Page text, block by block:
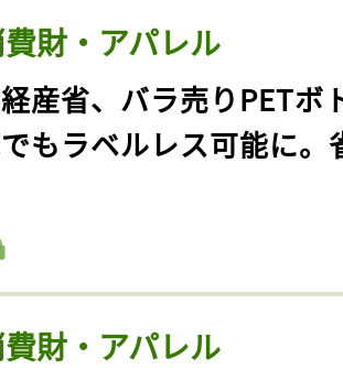
財・アパレル
経産省、バラ売りPETボ
もラベルレス可能に。
財・アパレル